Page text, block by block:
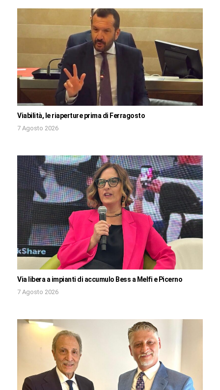
Viabilità, le riaperture prima di Ferragosto
7 Agosto 2026
Via libera a impianti di accumulo Bess a Melfi e Picerno
7 Agosto 2026